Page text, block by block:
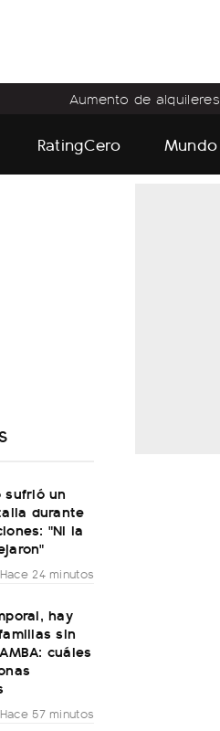
Aumento de alquileres
RatingCero Mundo
sufrió un
durante
"Ni la
Hace 24 minutos
hay
sin
cuáles
Hace 57 minutos